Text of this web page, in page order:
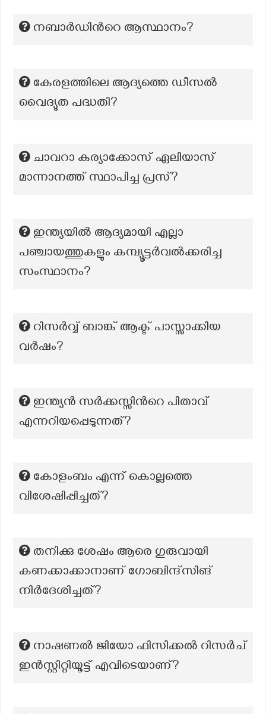
നബാർഡിൻറെ ആസ്ഥാനം?
കേരളത്തിലെ ആദ്യത്തെ ഡീസൽ
വൈദ്യുത പദ്ധതി?
ചാവറാ കുര്യാക്കോസ് ഏലിയാസ്
മാന്നാനത്ത് സ്ഥാപിച്ച പ്രസ്?
ഇന്ത്യയിൽ ആദ്യമായി എല്ലാ
പഞ്ചായത്തുകളും കമ്പ്യൂട്ടർവൽക്കരിച്ച
സംസ്ഥാനം?
റിസർവ്വ് ബാങ്ക് ആക്ട് പാസ്സാക്കിയ
വർഷം?
ഇന്ത്യന്‍ സര്‍ക്കസ്സിന്‍റെ പിതാവ്
എന്നറിയപ്പെടുന്നത്?
കോളംബം എന്ന് കൊല്ലത്തെ
വിശേഷിപ്പിച്ചത്?
തനിക്കു ശേഷം ആരെ ഗുരുവായി
കണക്കാക്കാനാണ് ഗോബിന്ദ്സിങ്
നിർദേശിച്ചത്?
നാഷണൽ ജിയോ ഫിസിക്കൽ റിസർച്
ഇൻസ്റ്റിറ്റിയൂട്ട് എവിടെയാണ്?